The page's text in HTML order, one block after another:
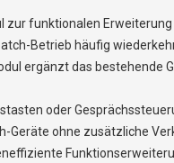
zur funktionalen
Betrieb häufig
ergänzt das bestehende
oder
Geräte ohne zusätzliche